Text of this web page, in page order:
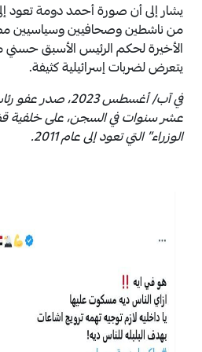
يشار إلى أن صورة أحمد دومة تعود
من ناشطين وصحافيين وسياسيين
الأخيرة لحكم الرئيس الأسبق حسني
يتعرض لضربات إسرائيلية كثيفة.
في آب/ أغسطس
عشر سنوات في السجن، على
الوزراء” التي تعود إلى عام 2011.